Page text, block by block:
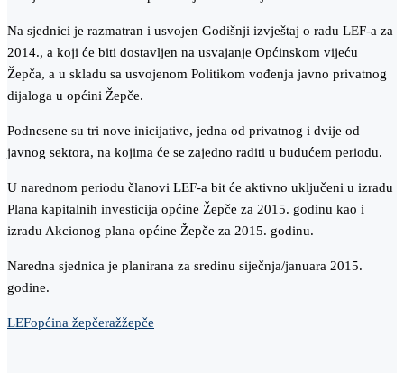
Na sjednici je razmatran i usvojen Godišnji izvještaj o radu LEF-a za
2014., a koji će biti dostavljen na usvajanje Općinskom vijeću
Žepča, a u skladu sa usvojenom Politikom vođenja javno privatnog
dijaloga u općini Žepče.
Podnesene su tri nove inicijative, jedna od privatnog i dvije od
javnog sektora, na kojima će se zajedno raditi u budućem periodu.
U narednom periodu članovi LEF-a bit će aktivno uključeni u izradu
Plana kapitalnih investicija općine Žepče za 2015. godinu kao i
izradu Akcionog plana općine Žepče za 2015. godinu.
Naredna sjednica je planirana za sredinu siječnja/januara 2015.
godine.
LEFopćina žepčeražžepče